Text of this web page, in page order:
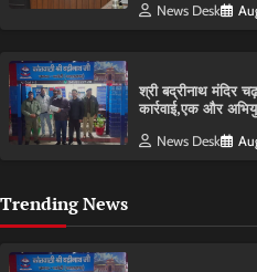
News Desk
श्री बद्रीनाथ मंदिर
कार्रवाई,एक और
News Desk
Trending News